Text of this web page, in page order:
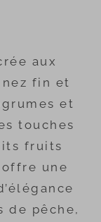
aux
fin et
et
touches
fruits
une
de pêche,